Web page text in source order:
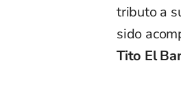
tributo a
sido
Tito El